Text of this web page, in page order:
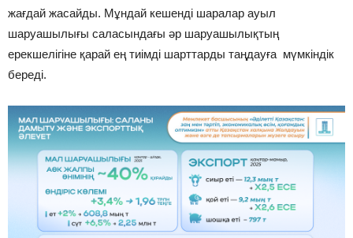
жағдай жасайды. Мұндай кешенді шаралар ауыл
шаруашылығы саласындағы әр шаруашылықтың
ерекшелігіне қарай ең тиімді шарттарды таңдауға мүмкіндік
береді.